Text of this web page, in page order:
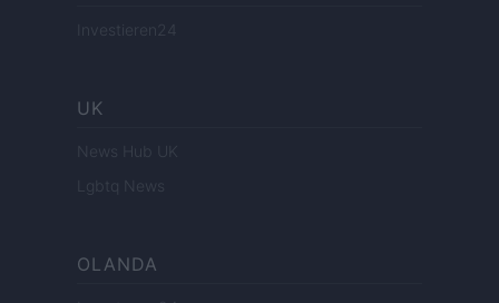
Investieren24
UK
News Hub UK
Lgbtq News
OLANDA